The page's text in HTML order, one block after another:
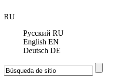
RU
Русский RU
English EN
Deutsch DE